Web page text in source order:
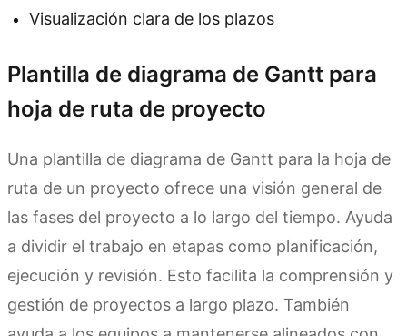
Visualización clara de los plazos
Plantilla de diagrama de Gantt para
hoja de ruta de proyecto
Una plantilla de diagrama de Gantt para la hoja de
ruta de un proyecto ofrece una visión general de
las fases del proyecto a lo largo del tiempo. Ayuda
a dividir el trabajo en etapas como planificación,
ejecución y revisión. Esto facilita la comprensión y
gestión de proyectos a largo plazo. También